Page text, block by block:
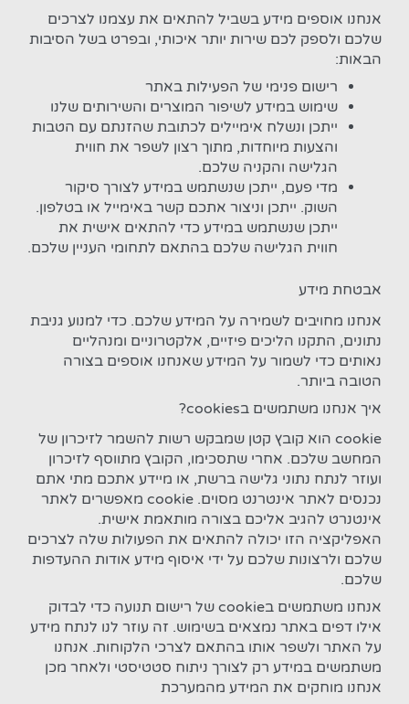
אנחנו אוספים מידע בשביל להתאים את עצמנו לצרכים
שלכם ולספק לכם שירות יותר איכותי, ובפרט בשל הסיבות
הבאות:
רישום פנימי של הפעילות באתר
שימוש במידע לשיפור המוצרים והשירותים שלנו
ייתכן ונשלח אימיילים לכתובת שהזנתם עם הטבות
והצעות מיוחדות, מתוך רצון לשפר את חווית
הגלישה והקניה שלכם.
מדי פעם, ייתכן שנשתמש במידע לצורך סיקור
השוק. ייתכן וניצור אתכם קשר באימייל או בטלפון.
ייתכן שנשתמש במידע כדי להתאים אישית את
חווית הגלישה שלכם בהתאם לתחומי העניין שלכם.
אבטחת מידע
אנחנו מחויבים לשמירה על המידע שלכם. כדי למנוע גניבת
נתונים, התקנו הליכים פיזיים, אלקטרוניים ומנהליים
נאותים כדי לשמור על המידע שאנחנו אוספים בצורה
הטובה ביותר.
איך אנחנו משתמשים בcookies?
cookie הוא קובץ קטן שמבקש רשות להשמר לזיכרון של
המחשב שלכם. אחרי שתסכימו, הקובץ מתווסף לזיכרון
ועוזר לנתח נתוני גלישה ברשת, או מיידע אתכם מתי אתם
נכנסים לאתר אינטרנט מסוים. cookie מאפשרים לאתר
אינטנרט להגיב אליכם בצורה מותאמת אישית.
האפליקציה הזו יכולה להתאים את הפעולות שלה לצרכים
שלכם ולרצונות שלכם על ידי איסוף מידע אודות ההעדפות
שלכם.
אנחנו משתמשים בcookie של רישום תנועה כדי לבדוק
אילו דפים באתר נמצאים בשימוש. זה עוזר לנו לנתח מידע
על האתר ולשפר אותו בהתאם לצרכי הלקוחות. אנחנו
משתמשים במידע רק לצורך ניתוח סטטיסטי ולאחר מכן
אנחנו מוחקים את המידע מהמערכת